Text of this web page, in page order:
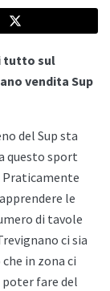
tutto sul
vendita Sup
del Sup sta
questo sport
Praticamente
le
di tavole
ci sia
in zona ci
poter fare del